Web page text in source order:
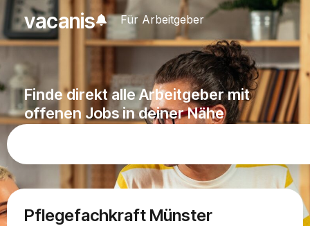
vacanis Für Arbeitgeber
Finde direkt alle Arbeitgeber mit
offenen Jobs in deiner Nähe
Pflegefachkraft Münster